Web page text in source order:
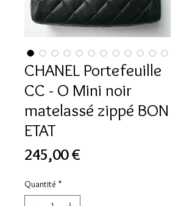
CHANEL Portefeuille
CC - O Mini noir
matelassé zippé BON
ETAT
245,00 €
Quantité *